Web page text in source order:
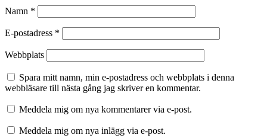
Namn *
E-postadress *
Webbplats
Spara mitt namn, min e-postadress och webbplats i denna
webbläsare till nästa gång jag skriver en kommentar.
Meddela mig om nya kommentarer via e-post.
Meddela mig om nya inlägg via e-post.